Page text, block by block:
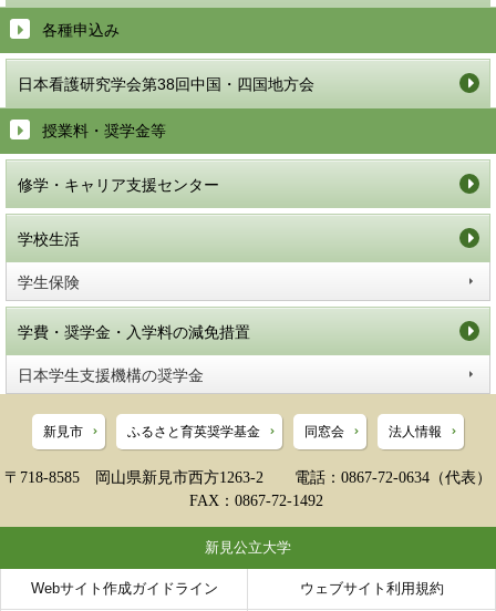
各種申込み
日本看護研究学会第38回中国・四国地方会
授業料・奨学金等
修学・キャリア支援センター
学校生活
学生保険
学費・奨学金・入学料の減免措置
日本学生支援機構の奨学金
新見市 ふるさと育英奨学基金 同窓会 法人情報
〒718-8585 岡山県新見市西方1263-2 電話：0867-72-0634（代表）
FAX：0867-72-1492
新見公立大学
Webサイト作成ガイドライン ウェブサイト利用規約